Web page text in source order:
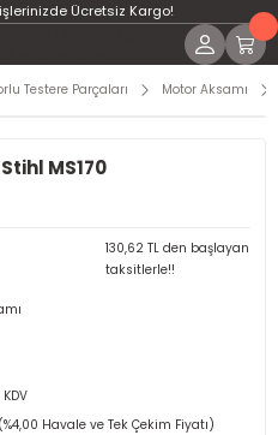
Ücretsiz Kargo!
Testere Parçaları Motor Aksamı
MS170
130,62 TL den başlayan
taksitlerle!!
KDV
Havale ve Tek Çekim Fiyatı)